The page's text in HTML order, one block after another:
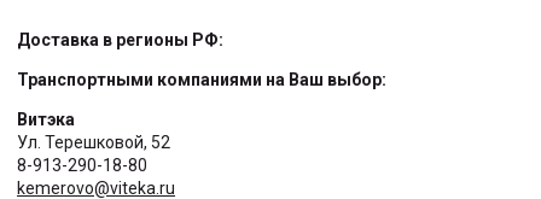
Доставка в регионы РФ:
Транспортными компаниями на Ваш выбор:
Витэка
Ул. Терешковой, 52
8-913-290-18-80
kemerovo@viteka.ru